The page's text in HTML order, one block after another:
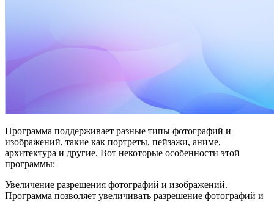
Программа поддерживает разные типы фотографий и
изображений, такие как портреты, пейзажи, аниме,
архитектура и другие. Вот некоторые особенности этой
программы:
Увеличение разрешения фотографий и изображений.
Программа позволяет увеличивать разрешение фотографий и